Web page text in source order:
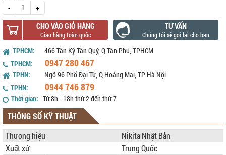
- +
CHO VÀO GIỎ HÀNG TƯ VẤN
TPHCM:
466 Tân Kỳ Tân Quý, Q Tân Phú, TPHCM
TPHCM:
0947 280 467
TPHN:
Ngõ 96 Phố Đại Từ, Q Hoàng Mai, TP Hà Nội
TPHN:
0944 746 879
Thời gian: Từ 8h - 18h thứ 2 đến thứ 7
THÔNG SỐ KỸ THUẬT
Thương hiệu
Nikita Nhật Bản
Xuất xứ
Trung Quốc